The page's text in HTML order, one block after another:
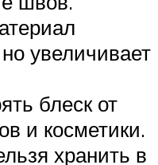
увеличивает
блеск от
и косметики.
хранить в